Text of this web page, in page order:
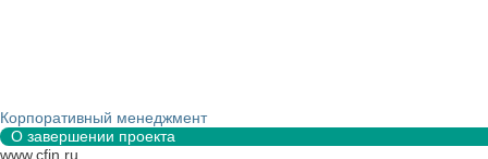
Корпоративный менеджмент
О завершении проекта
www.cfin.ru